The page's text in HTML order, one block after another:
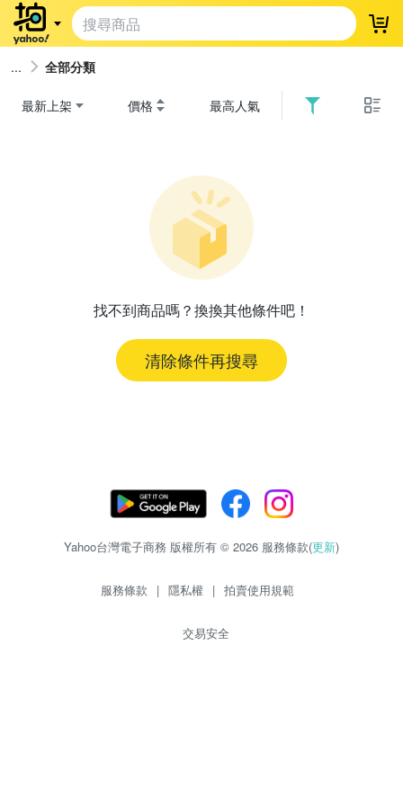
登
全部分類
最新上架 價格 最高人氣
找不到商品嗎？換換其他條件吧！
清除條件再搜尋
Yahoo台灣電子商務 版權所有 © 2026 服務條款(更新)
服務條款 | 隱私權 | 拍賣使用規範
交易安全